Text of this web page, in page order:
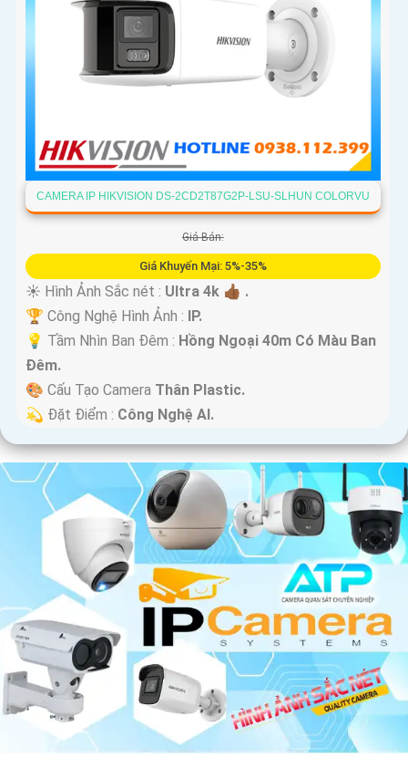
CAMERA IP HIKVISION DS-2CD2T87G2P-LSU-SLHUN COLORVU
Giá Bán:
Giá Khuyến Mại: 5%-35%
☀️ Hình Ảnh Sắc nét : Ultra 4k 👍🏾 .
🏆 Công Nghệ Hình Ảnh : IP.
💡 Tầm Nhìn Ban Đêm : Hồng Ngoại 40m Có Màu Ban
Ðêm.
🎨 Cấu Tạo Camera Thân Plastic.
️💫 Đặt Điểm : Công Nghệ AI.